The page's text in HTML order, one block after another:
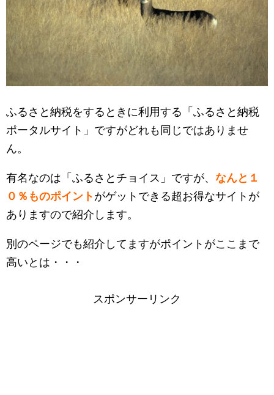
ふるさと納税をするときに利用する「ふるさと納税
ポータルサイト」ですがどれも同じではありませ
ん。
有名なのは「ふるさとチョイス」ですが、 なんと１
０％ものポイント がゲットできる超お得なサイトが
ありますので紹介します。
別のページでも紹介してますがポイントがここまで
高いとは・・・
スポンサーリンク